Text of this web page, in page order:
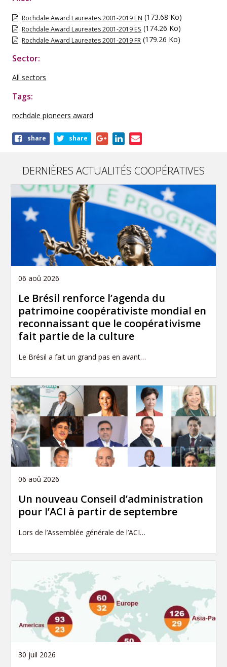
Rochdale Award Laureates 2001-2019 EN (173.68 Ko)
Rochdale Award Laureates 2001-2019 ES (174.26 Ko)
Rochdale Award Laureates 2001-2019 FR (179.26 Ko)
Sector:
All sectors
Tags:
rochdale pioneers award
Shareshare share
DERNIÈRES ACTUALITÉS COOPÉRATIVES
06 aoû 2026
Le Brésil renforce l’agenda du
patrimoine coopérativiste mondial en
reconnaissant que le coopérativisme
fait partie de la culture
Le Brésil a fait un grand pas en avant…
06 aoû 2026
Un nouveau Conseil d’administration
pour l’ACI à partir de septembre
Lors de l’Assemblée générale de l’ACI…
30 juil 2026